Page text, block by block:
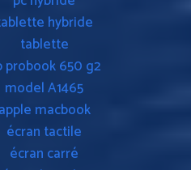
hybride
tablette
probook 650 g2
model A1465
apple macbook
écran tactile
écran carré